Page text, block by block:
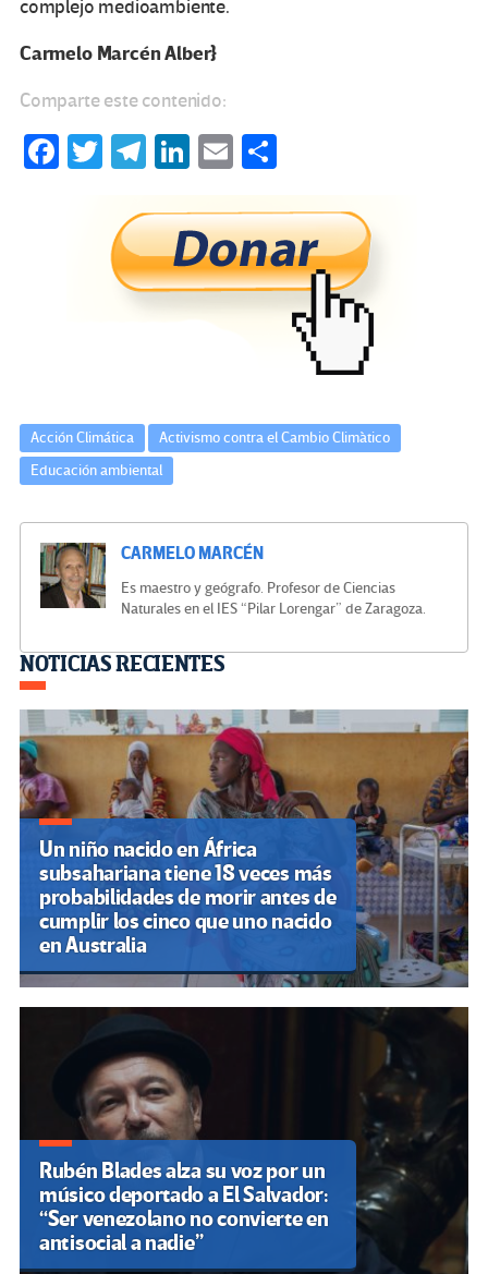
complejo medioambiente.
Carmelo Marcén Alber}
Comparte este contenido:
Fa T
tt
er
Te
gr
a
m
Li
ke
dI
n
E
ail m
p
ar
tir
Acción Climática
Activismo contra el Cambio Climàtico
Educación ambiental
CARMELO MARCÉN
Es maestro y geógrafo. Profesor de Ciencias
Naturales en el IES “Pilar Lorengar” de Zaragoza.
Navegación
de
entradas
NOTICIAS RECIENTES
Un niño nacido en África
subsahariana tiene 18 veces más
probabilidades de morir antes de
cumplir los cinco que uno nacido
en Australia
Rubén Blades alza su voz por un
músico deportado a El Salvador:
“Ser venezolano no convierte en
antisocial a nadie”